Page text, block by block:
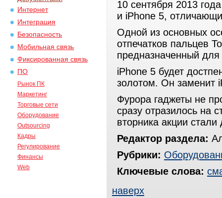
Интернет
Интеграция
Безопасность
Мобильная связь
Фиксированная связь
ПО
Рынок ПК
Маркетинг
Торговые сети
Оборудование
Outsourcing
Кадры
Регулирование
Финансы
Web
10 сентября 2013
и iPhone 5,
Одной из основных
отпечатков пальцев
предназначенный
iPhone 5 будет
золотом. Он заменит
Фурора гаджеты не
сразу отразилось на
вторника акции
Редактор раздела:
Рубрики:
Ключевые слова:
наверх